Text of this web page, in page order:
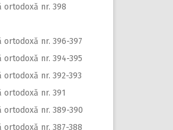
ortodoxă nr. 398
ortodoxă nr. 396-397
ortodoxă nr. 394-395
ortodoxă nr. 392-393
ortodoxă nr. 391
ortodoxă nr. 389-390
ortodoxă nr. 387-388